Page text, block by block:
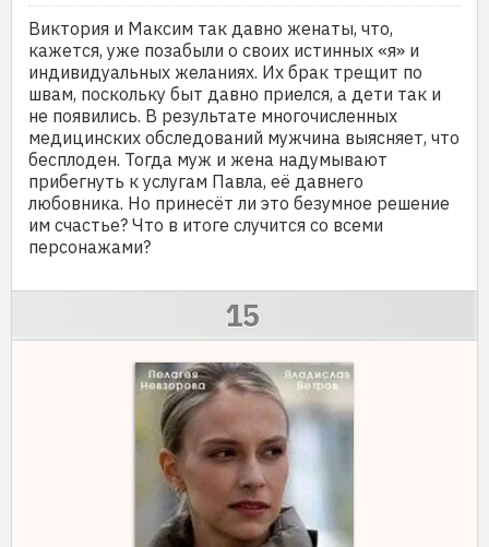
Виктория и Максим так давно женаты, что,
кажется, уже позабыли о своих истинных «я» и
индивидуальных желаниях. Их брак трещит по
швам, поскольку быт давно приелся, а дети так и
не появились. В результате многочисленных
медицинских обследований мужчина выясняет, что
бесплоден. Тогда муж и жена надумывают
прибегнуть к услугам Павла, её давнего
любовника. Но принесёт ли это безумное решение
им счастье? Что в итоге случится со всеми
персонажами?